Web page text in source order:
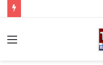
Menu